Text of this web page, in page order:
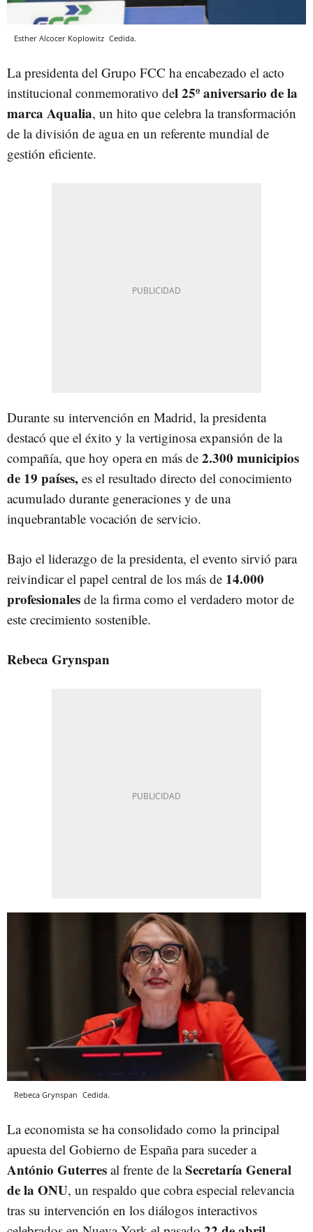
Esther Alcocer Koplowitz Cedida.
La presidenta del Grupo FCC ha encabezado el acto
institucional conmemorativo del 25º aniversario de la
marca Aqualia, un hito que celebra la transformación
de la división de agua en un referente mundial de
gestión eficiente.
Durante su intervención en Madrid, la presidenta
destacó que el éxito y la vertiginosa expansión de la
compañía, que hoy opera en más de 2.300 municipios
de 19 países, es el resultado directo del conocimiento
acumulado durante generaciones y de una
inquebrantable vocación de servicio.
Bajo el liderazgo de la presidenta, el evento sirvió para
reivindicar el papel central de los más de 14.000
profesionales de la firma como el verdadero motor de
este crecimiento sostenible.
Rebeca Grynspan
Rebeca Grynspan Cedida.
La economista se ha consolidado como la principal
apuesta del Gobierno de España para suceder a
António Guterres al frente de laSecretaría General
de la ONU, un respaldo que cobra especial relevancia
tras su intervención en los diálogos interactivos